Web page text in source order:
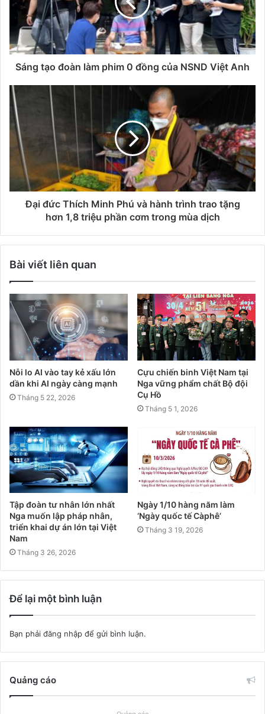
Sáng tạo đoàn làm phim 0 đồng của NSND Việt Anh
Đại đức Thích Minh Phú và hành trình trao tặng
hơn 1,8 triệu phần cơm trong mùa dịch
Bài viết liên quan
Nỗi lo AI vào tay kẻ xấu lớn
dần khi AI ngày càng mạnh
Tháng 5 22, 2026
Cựu chiến binh Việt Nam tại
Nga vững phẩm chất Bộ đội
Cụ Hồ
Tháng 5 1, 2026
Tập đoàn tư nhân lớn nhất
Nga muốn lập pháp nhân,
triển khai dự án lớn tại Việt
Nam
Tháng 3 26, 2026
Ngày 1/10 hàng năm làm
‘Ngày quốc tế Càphê’
Tháng 3 19, 2026
Để lại một bình luận
Bạn phải đăng nhập để gửi bình luận.
Quảng cáo